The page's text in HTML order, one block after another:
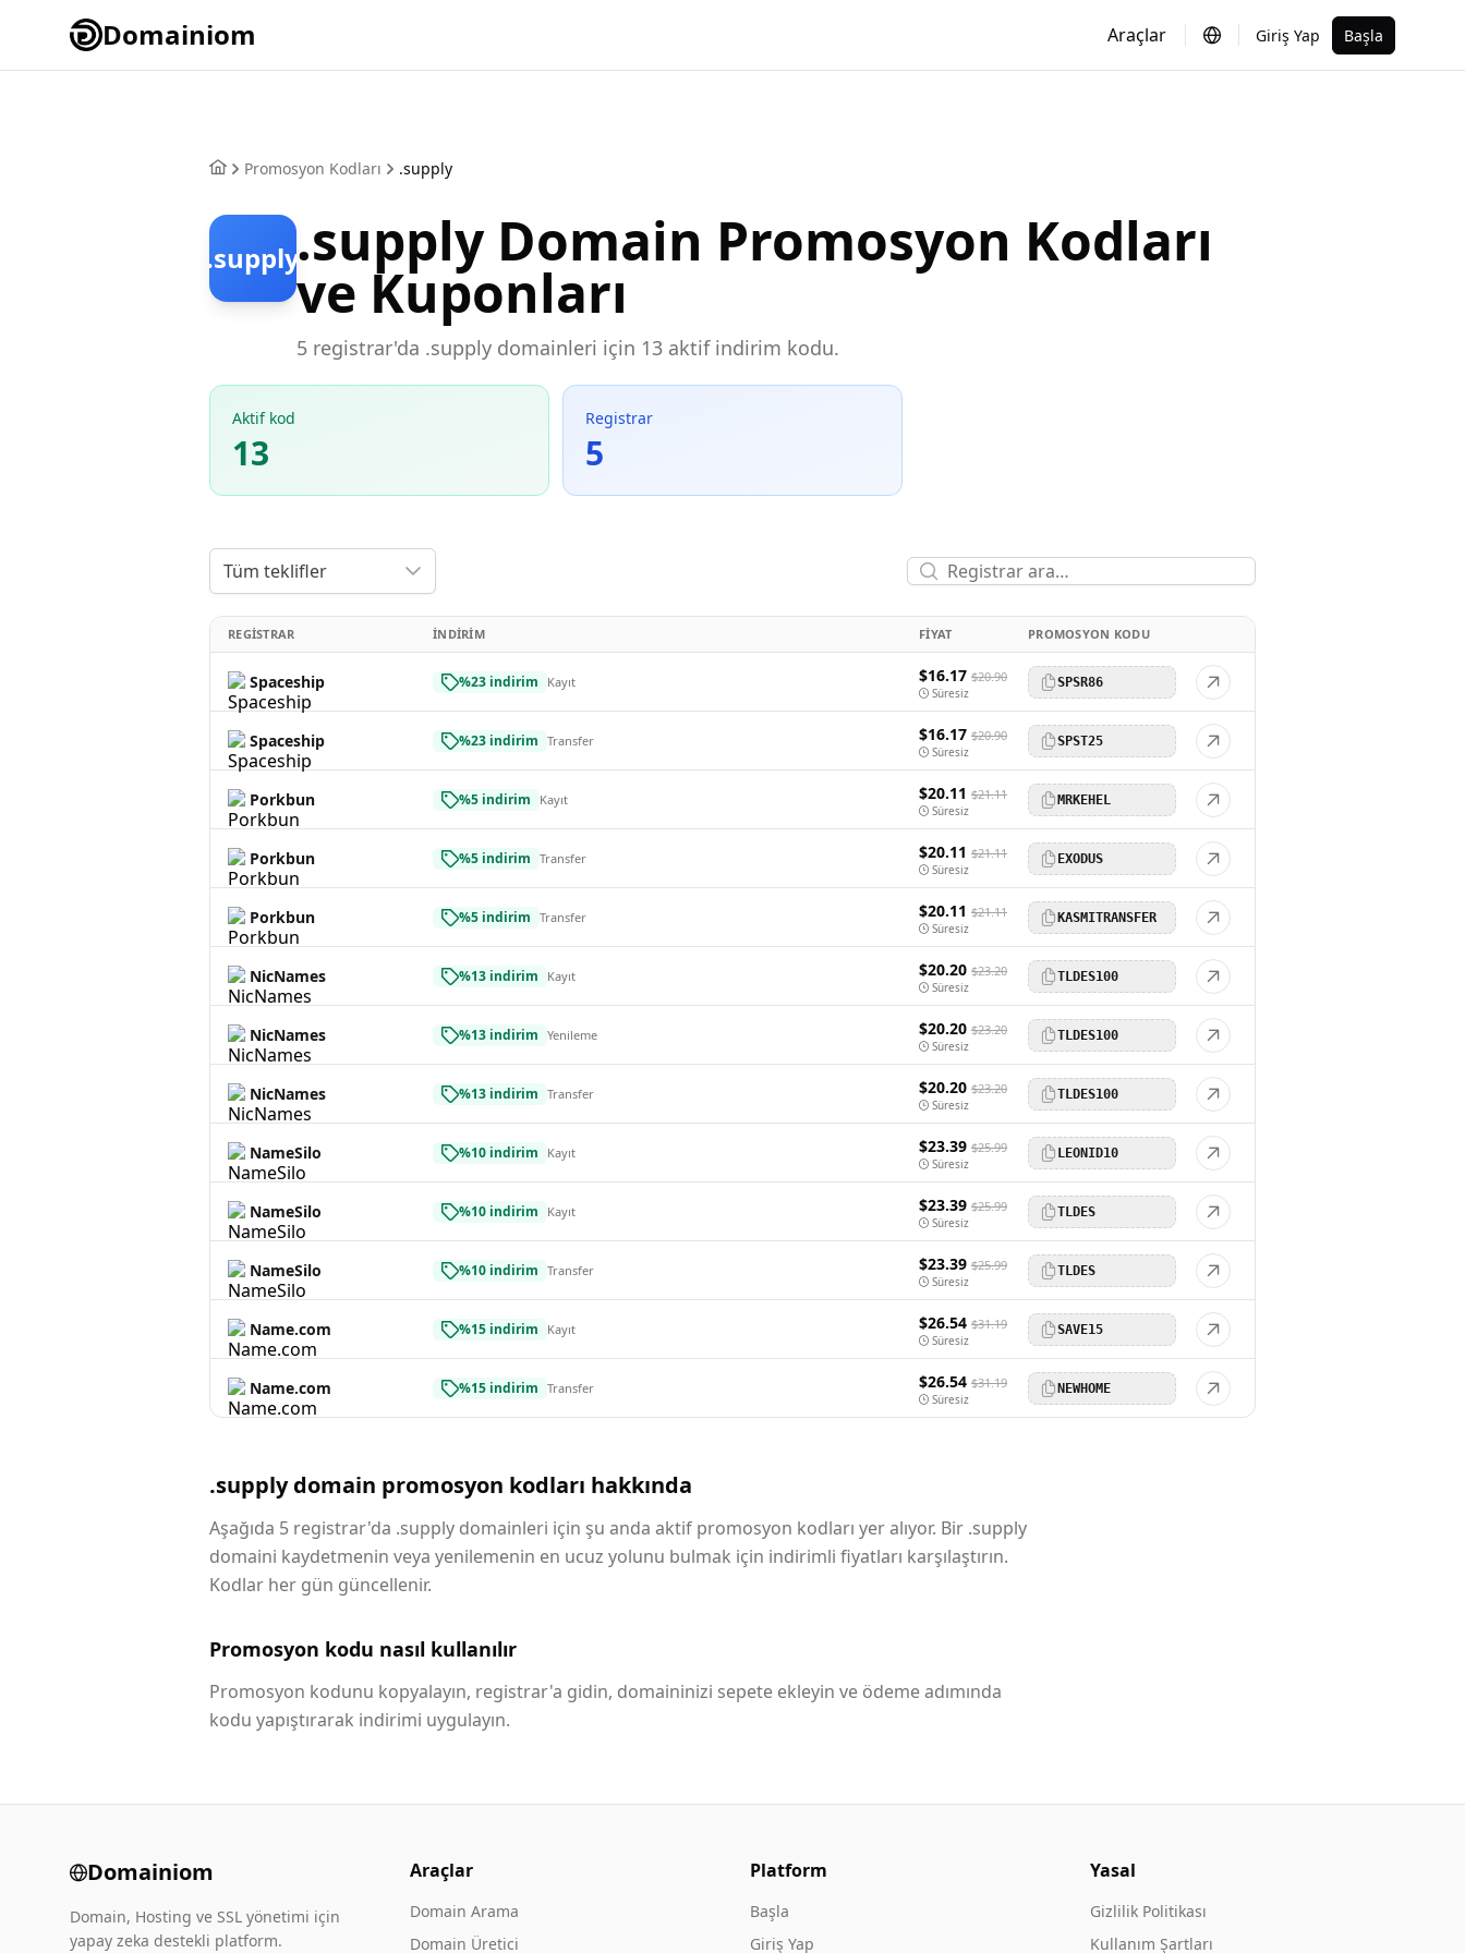
Domainiom Araçlar Giriş Yap Başla
Promosyon Kodları .supply
.supply.supply Domain Promosyon Kodları
ve Kuponları
5 registrar'da .supply domainleri için 13 aktif indirim kodu.
Aktif kod
13
Registrar
5
Tüm teklifler
REGISTRAR İNDIRIM FIYAT PROMOSYON KODU
Spaceship %23 indirim Kayıt $16.17 $20.90
Süresiz
SPSR86
Spaceship %23 indirim Transfer $16.17 $20.90
Süresiz
SPST25
Porkbun %5 indirim Kayıt $20.11 $21.11
Süresiz
MRKEHEL
Porkbun %5 indirim Transfer $20.11 $21.11
Süresiz
EXODUS
Porkbun %5 indirim Transfer $20.11 $21.11
Süresiz
KASMITRANSFER
NicNames %13 indirim Kayıt $20.20 $23.20
Süresiz
TLDES100
NicNames %13 indirim Yenileme $20.20 $23.20
Süresiz
TLDES100
NicNames %13 indirim Transfer $20.20 $23.20
Süresiz
TLDES100
NameSilo %10 indirim Kayıt $23.39 $25.99
Süresiz
LEONID10
NameSilo %10 indirim Kayıt $23.39 $25.99
Süresiz
TLDES
NameSilo %10 indirim Transfer $23.39 $25.99
Süresiz
TLDES
Name.com %15 indirim Kayıt $26.54 $31.19
Süresiz
SAVE15
Name.com %15 indirim Transfer $26.54 $31.19
Süresiz
NEWHOME
.supply domain promosyon kodları hakkında
Aşağıda 5 registrar'da .supply domainleri için şu anda aktif promosyon kodları yer alıyor. Bir .supply
domaini kaydetmenin veya yenilemenin en ucuz yolunu bulmak için indirimli fiyatları karşılaştırın.
Kodlar her gün güncellenir.
Promosyon kodu nasıl kullanılır
Promosyon kodunu kopyalayın, registrar'a gidin, domaininizi sepete ekleyin ve ödeme adımında
kodu yapıştırarak indirimi uygulayın.
Domainiom
Domain, Hosting ve SSL yönetimi için
yapay zeka destekli platform.
Araçlar
Domain Arama
Domain Üretici
Platform
Başla
Giriş Yap
Yasal
Gizlilik Politikası
Kullanım Şartları